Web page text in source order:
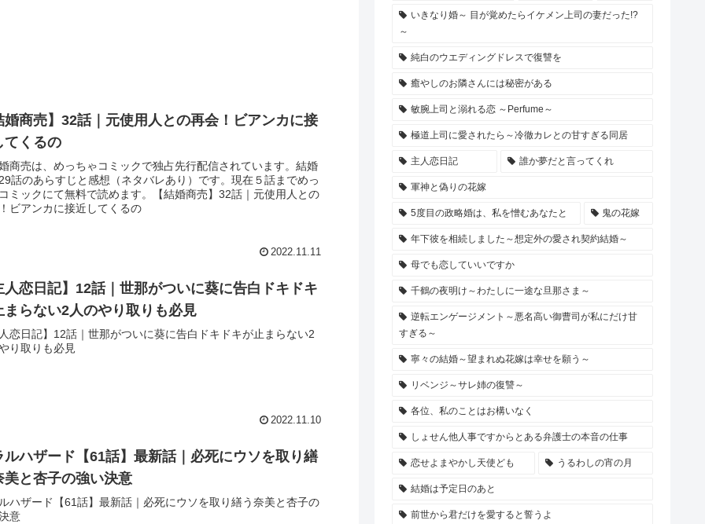
婚商売】32話｜元使用人との再会！ビアンカに接
てくるの
商売は、めっちゃコミックで独占先行配信されています。結婚
話のあらすじと感想（ネタバレあり）です。現在５話までめっ
ミックにて無料で読めます。【結婚商売】32話｜元使用人との
ビアンカに接近してくるの
2022.11.11
人恋日記】12話｜世那がついに葵に告白ドキドキ
まらない2人のやり取りも必見
恋日記】12話｜世那がついに葵に告白ドキドキが止まらない2
り取りも必見
2022.11.10
ルハザード【61話】最新話｜必死にウソを取り繕
美と杏子の強い決意
ハザード【61話】最新話｜必死にウソを取り繕う奈美と杏子の
意
いきなり婚～ 目が覚めたらイケメン上司の妻だった!?
～
純白のウエディングドレスで復讐を
癒やしのお隣さんには秘密がある
敏腕上司と溺れる恋 ～Perfume～
極道上司に愛されたら～冷徹カレとの甘すぎる同居
主人恋日記 誰か夢だと言ってくれ
軍神と偽りの花嫁
5度目の政略婚は、私を憎むあなたと 鬼の花嫁
年下彼を相続しました～想定外の愛され契約結婚～
母でも恋していいですか
千鶴の夜明け～わたしに一途な旦那さま～
逆転エンゲージメント～悪名高い御曹司が私にだけ甘
すぎる～
寧々の結婚～望まれぬ花嫁は幸せを願う～
リベンジ～サレ姉の復讐～
各位、私のことはお構いなく
しょせん他人事ですからとある弁護士の本音の仕事
恋せよまやかし天使ども うるわしの宵の月
結婚は予定日のあと
前世から君だけを愛すると誓うよ